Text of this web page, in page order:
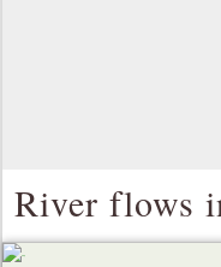
River flows